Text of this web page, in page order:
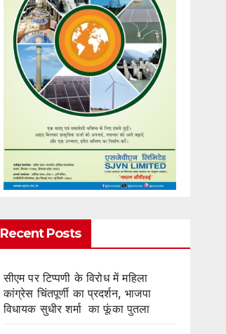
Recent Posts
सीएम पर टिप्पणी के विरोध में महिला
कांग्रेस चिंतपूर्णी का प्रदर्शन, भाजपा
विधायक सुधीर शर्मा का फूंका पुतला